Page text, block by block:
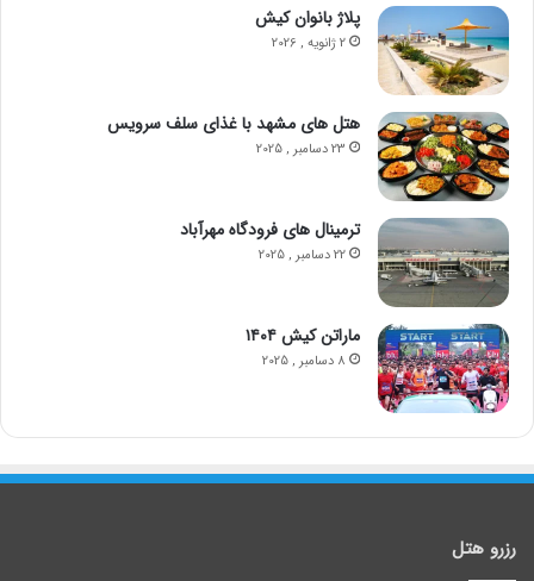
پلاژ بانوان کیش
2 ژانویه , 2026
هتل‌ های مشهد با غذای سلف سرویس
23 دسامبر , 2025
ترمینال های فرودگاه مهرآباد
22 دسامبر , 2025
ماراتن کیش ۱۴۰۴
8 دسامبر , 2025
رزرو هتل